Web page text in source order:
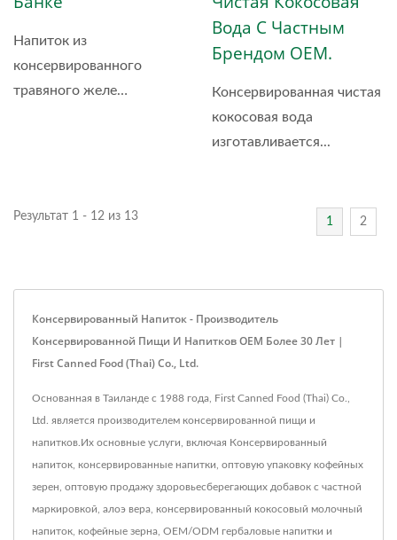
Напиток из
консервированного
травяного желе
Вода С Частным
Брендом OEM.
Консервированная чистая
кокосовая вода
изготавливается...
Результат 1 - 12 из 13 1 2
Консервированный Напиток - Производитель
Консервированной Пищи И Напитков OEM Более 30 Лет |
First Canned Food (Thai) Co., Ltd.
Основанная в Таиланде с 1988 года, First Canned Food (Thai) Co.,
Ltd. является производителем консервированной пищи и
напитков.Их основные услуги, включая Консервированный
напиток, консервированные напитки, оптовую упаковку кофейных
зерен, оптовую продажу здоровьесберегающих добавок с частной
маркировкой, алоэ вера, консервированный кокосовый молочный
напиток, кофейные зерна, OEM/ODM гербаловые напитки и